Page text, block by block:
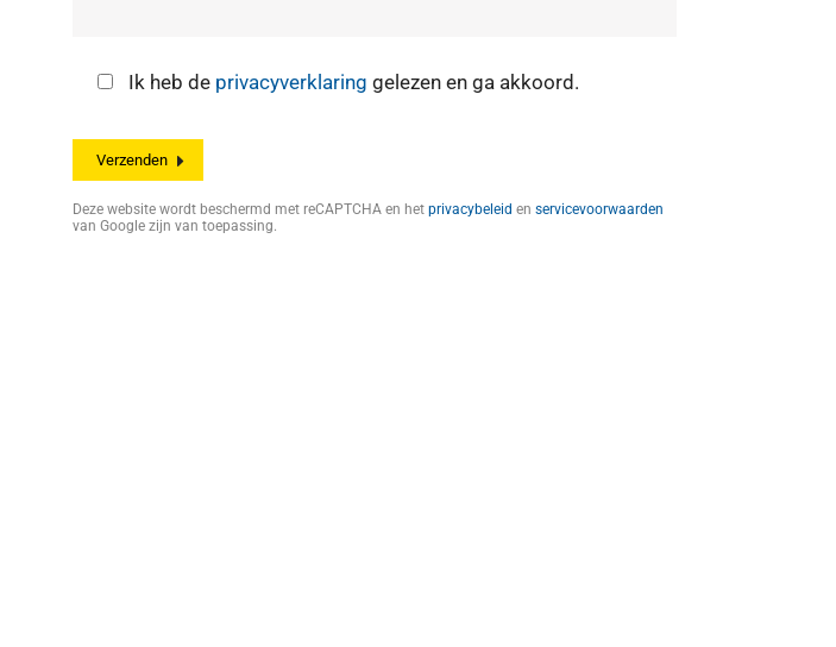
Ik heb de privacyverklaring gelezen en ga akkoord.
Deze website wordt beschermd met reCAPTCHA en het privacybeleid en servicevoorwaarden
van Google zijn van toepassing.